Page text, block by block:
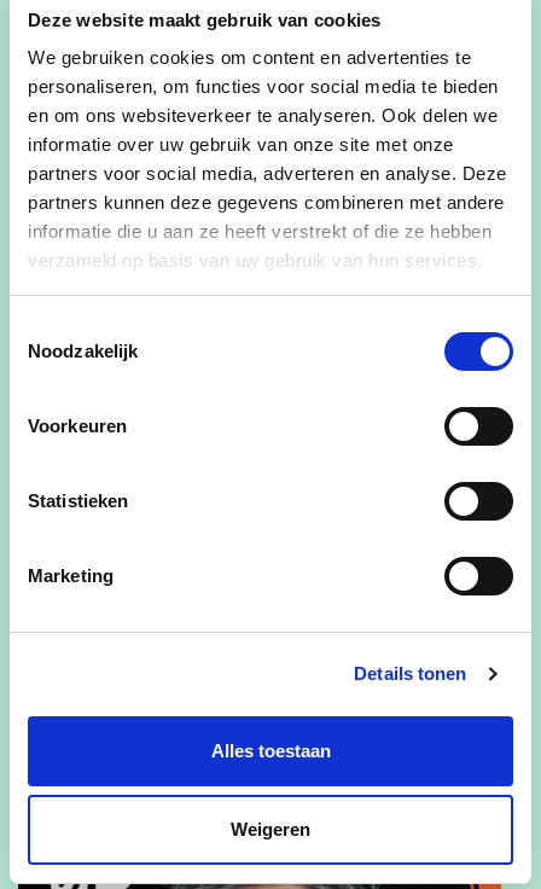
Deze website maakt gebruik van cookies
We gebruiken cookies om content en advertenties te
personaliseren, om functies voor social media te bieden
en om ons websiteverkeer te analyseren. Ook delen we
informatie over uw gebruik van onze site met onze
partners voor social media, adverteren en analyse. Deze
partners kunnen deze gegevens combineren met andere
informatie die u aan ze heeft verstrekt of die ze hebben
verzameld op basis van uw gebruik van hun services.
Noodzakelijk
Voorkeuren
Statistieken
Marketing
Details tonen
Alles toestaan
Weigeren
waarmee zij te maken hebben en werkt aan
concrete oplossingen om hun positie te
versterken.
Daarnaast heeft Sofie een warm hart voor de
sociale en culturele samenleving (De Ruyter vzw).
Ze streeft naar een inclusieve gemeente waar
iedereen zich thuis voelt, en waar cultuur en
gemeenschapszin een centrale rol spelen in ons
Tot slot blijft Sofie een toegewijde stem voor de
buren van De Ruyter. Ze is vastberaden om
ervoor te zorgen dat hun zorgen worden gehoord
genomen om hun leefomgeving te verbeteren.
Stem voor Sofie Rupus plaats 20 en kies voor een
toekomst waarin onze landbouw, samenleving en
buurten bloeien!